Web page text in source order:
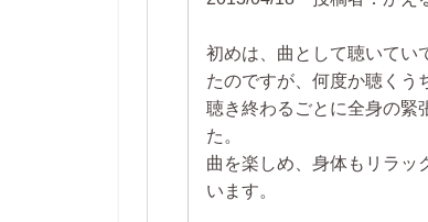
初めは、曲として聴いてい
たのですが、何度か聴くう
聴き終わるごとに全身の緊
た。
曲を楽しめ、身体もリラッ
います。